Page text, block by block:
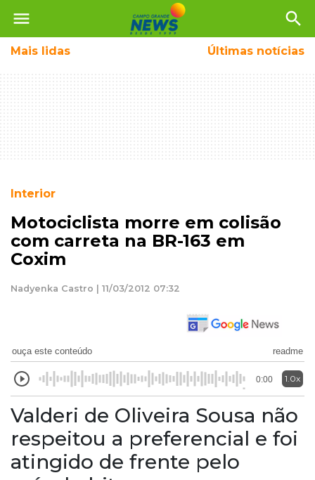
menu search
Mais lidas Últimas notícias
Interior
Motociclista morre em colisão
com carreta na BR-163 em
Coxim
Nadyenka Castro | 11/03/2012 07:32
ouça este conteúdo readme
0:00 1.0x
Valderi de Oliveira Sousa não
respeitou a preferencial e foi
atingido de frente pelo